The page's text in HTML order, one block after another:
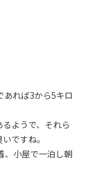
あれば3から5キロ
ようで、それら
ですね。
、小屋で一泊し朝